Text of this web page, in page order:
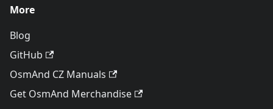
More
Blog
GitHub
OsmAnd CZ Manuals
Get OsmAnd Merchandise